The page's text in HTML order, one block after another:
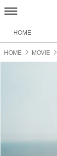
HOME
HOME MOVIE